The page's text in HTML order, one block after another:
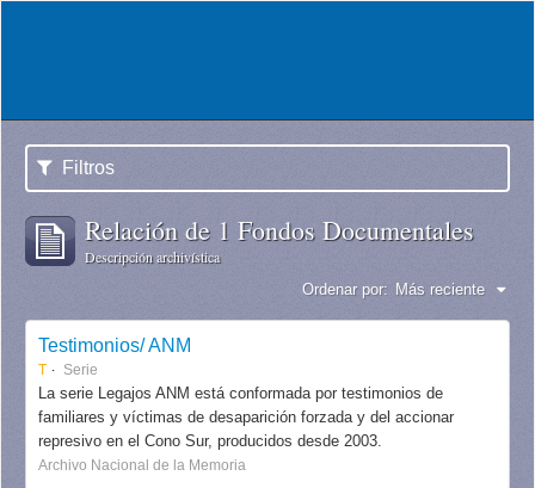
Filtros
Relación de 1 Fondos Documentales
Descripción archivística
Ordenar por: Más reciente
Testimonios/ ANM
T Serie
La serie Legajos ANM está conformada por testimonios de
familiares y víctimas de desaparición forzada y del accionar
represivo en el Cono Sur, producidos desde 2003.
Archivo Nacional de la Memoria